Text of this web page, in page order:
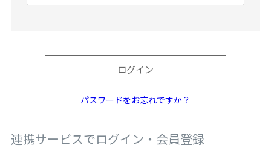
必
ログイン
パスワードをお忘れですか？
連携サービスでログイン・会員登録